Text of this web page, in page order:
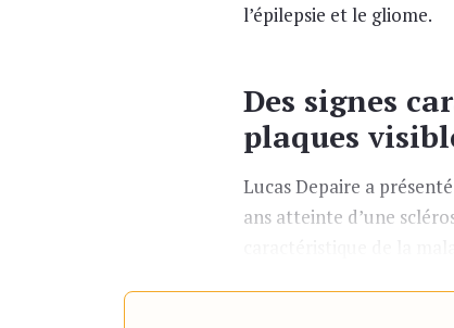
l’épilepsie et le gliome.
Des signes
plaques
Lucas Depaire a
ans atteinte d’une